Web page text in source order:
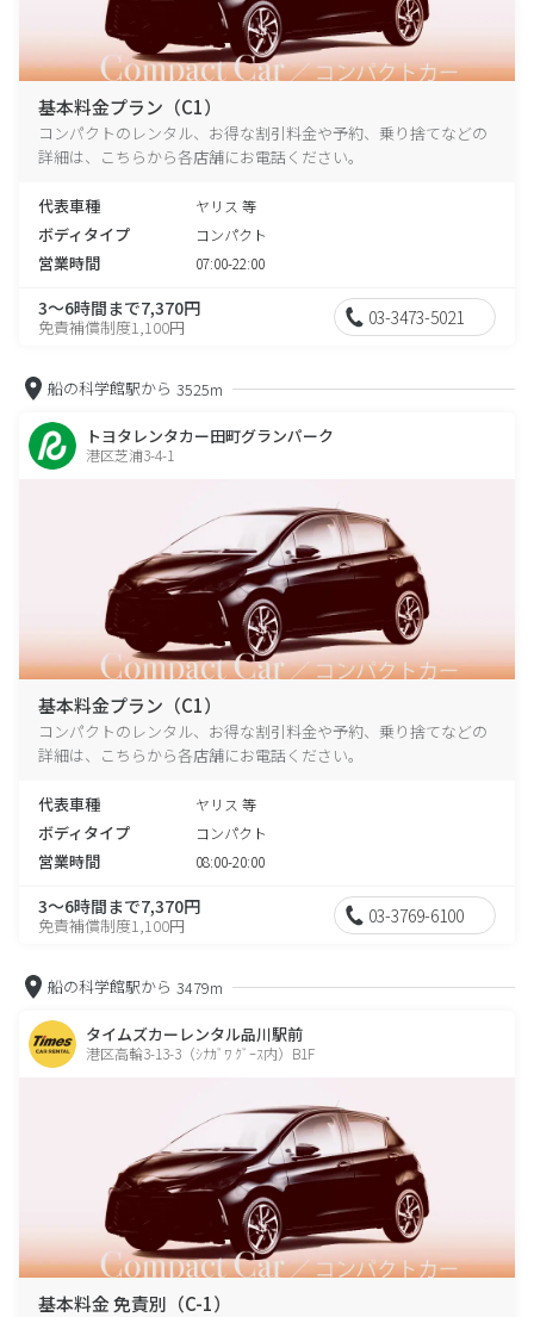
基本料金プラン（C1）
コンパクトのレンタル、お得な割引料金や予約、乗り捨てなどの
詳細は、こちらから各店舗にお電話ください。
代表車種 ヤリス 等
ボディタイプ コンパクト
営業時間 07:00-22:00
3～6時間まで7,370円
免責補償制度1,100円 03-3473-5021
船の科学館駅から 3525m
トヨタレンタカー田町グランパーク
港区芝浦3-4-1
基本料金プラン（C1）
コンパクトのレンタル、お得な割引料金や予約、乗り捨てなどの
詳細は、こちらから各店舗にお電話ください。
代表車種 ヤリス 等
ボディタイプ コンパクト
営業時間 08:00-20:00
3～6時間まで7,370円
免責補償制度1,100円 03-3769-6100
船の科学館駅から 3479m
タイムズカーレンタル品川駅前
港区高輪3-13-3（ｼﾅｶﾞﾜ ｸﾞｰｽ内）B1F
基本料金 免責別（C-1）